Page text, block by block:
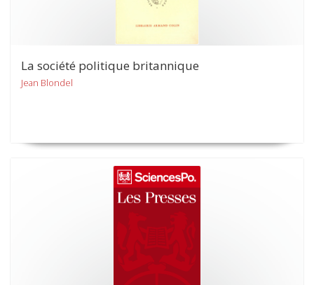
La société politique britannique
Jean Blondel